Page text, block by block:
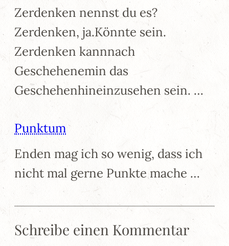
Zerdenken nennst du es?
Zerdenken, ja.Könnte sein.
Zerdenken kannnach
Geschehenemin das
Geschehenhineinzusehen sein. …
Punktum
Enden mag ich so wenig, dass ich
nicht mal gerne Punkte mache …
Schreibe einen Kommentar